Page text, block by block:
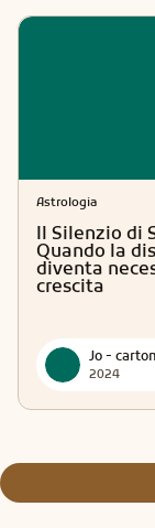
Astrologia
Il Silenzio di
Quando la
diventa
crescita
2024